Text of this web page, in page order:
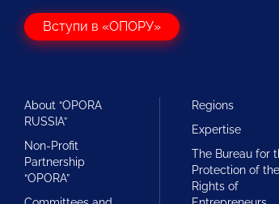
Вступи в «ОПОРУ»
About “OPORA
RUSSIA”
Non-Profit
Partnership
“OPORA”
Regions
Expertise
The Bureau for
Protection of the
Rights of